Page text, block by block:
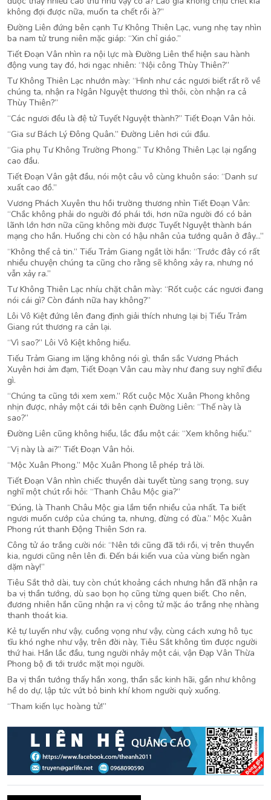
không đợi được nữa, muốn ta chết rồi à?”
Đường Liên đứng bên cạnh Tư Không Thiên Lạc, vung nhẹ tay nhìn
ba nam tử trung niên mặc giáp: “Xin chỉ giáo.”
Tiết Đoạn Vân nhìn ra nội lực mà Đường Liên thể hiện sau hành
động vung tay đó, hơi ngạc nhiên: “Nội công Thùy Thiên?”
Tư Không Thiên Lạc nhướn mày: “Hình như các ngươi biết rất rõ về
chúng ta, nhận ra Ngân Nguyệt thương thì thôi, còn nhận ra cả
Thùy Thiên?”
“Các ngươi đều là đệ tử Tuyết Nguyệt thành?” Tiết Đoạn Vân hỏi.
“Gia sư Bách Lý Đông Quân.” Đường Liên hơi cúi đầu.
“Gia phụ Tư Không Trường Phong.” Tư Không Thiên Lạc lại ngẩng
cao đầu.
Tiết Đoạn Vân gật đầu, nói một câu vô cùng khuôn sáo: “Danh sư
xuất cao đồ.”
Vương Phách Xuyên thu hồi trường thương nhìn Tiết Đoạn Vân:
“Chắc không phải do người đó phái tới, hơn nữa người đó có bản
lãnh lớn hơn nữa cũng không mời được Tuyết Nguyệt thành bán
mạng cho hắn. Huống chi còn có hậu nhân của tướng quân ở đây…”
“Không thể cả tin.” Tiếu Trảm Giang ngắt lời hắn: “Trước đây có rất
nhiều chuyện chúng ta cũng cho rằng sẽ không xảy ra, nhưng nó
vẫn xảy ra.”
Tư Không Thiên Lạc nhíu chặt chân mày: “Rốt cuộc các ngươi đang
nói cái gì? Còn đánh nữa hay không?”
Lôi Vô Kiệt đứng lên đang định giải thích nhưng lại bị Tiếu Trảm
Giang rút thương ra cản lại.
“Vì sao?” Lôi Vô Kiệt không hiểu.
Tiếu Trảm Giang im lặng không nói gì, thần sắc Vương Phách
Xuyên hơi ảm đạm, Tiết Đoạn Vân cau mày như đang suy nghĩ điều
gì.
“Chúng ta cũng tới xem xem.” Rốt cuộc Mộc Xuân Phong không
nhịn được, nhảy một cái tới bên cạnh Đường Liên: “Thế này là
sao?”
Đường Liên cũng không hiểu, lắc đầu một cái: “Xem không hiểu.”
“Vị này là ai?” Tiết Đoạn Vân hỏi.
“Mộc Xuân Phong.” Mộc Xuân Phong lễ phép trả lời.
Tiết Đoạn Vân nhìn chiếc thuyền dài tuyết tùng sang trọng, suy
nghĩ một chút rồi hỏi: “Thanh Châu Mộc gia?”
“Đúng, là Thanh Châu Mộc gia lắm tiền nhiều của nhất. Ta biết
ngươi muốn cướp của chúng ta, nhưng, đừng có đùa.” Mộc Xuân
Phong rút thanh Động Thiên Sơn ra.
Công tử áo trắng cười nói: “Nên tới cũng đã tới rồi, vị trên thuyền
kia, ngươi cũng nên lên đi. Đến bái kiến vua của vùng biển ngàn
dặm này!”
Tiêu Sắt thở dài, tuy còn chút khoảng cách nhưng hắn đã nhận ra
ba vị thần tướng, dù sao bọn họ cũng từng quen biết. Cho nên,
đương nhiên hắn cũng nhận ra vị công tử mặc áo trắng nhẹ nhàng
thanh thoát kia.
Kẻ tự luyến như vậy, cuồng vọng như vậy, cùng cách xưng hô tục
tĩu khó nghe như vậy, trên đời này, Tiêu Sắt không tìm được người
thứ hai. Hắn lắc đầu, tung người nhảy một cái, vận Đạp Vân Thừa
Phong bộ đi tới trước mặt mọi người.
Ba vị thần tướng thấy hắn xong, thần sắc kinh hãi, gần như không
hề do dự, lập tức vứt bỏ binh khí khom người quỳ xuống.
“Tham kiến lục hoàng tử!”